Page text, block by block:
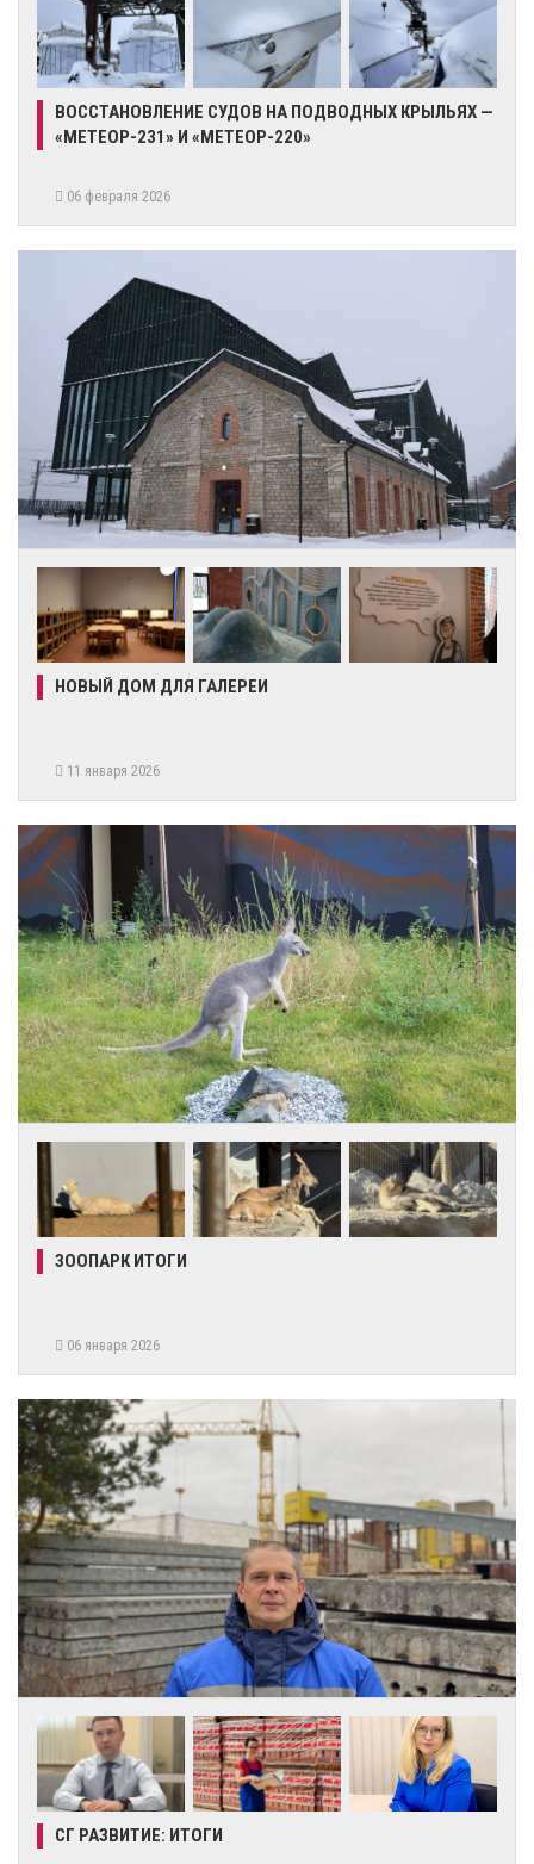
ВОССТАНОВЛЕНИЕ СУДОВ НА ПОДВОДНЫХ КРЫЛЬЯХ —
«МЕТЕОР-231» И «МЕТЕОР-220»
06 февраля 2026
НОВЫЙ ДОМ ДЛЯ ГАЛЕРЕИ
11 января 2026
ЗООПАРК ИТОГИ
06 января 2026
СГ РАЗВИТИЕ: ИТОГИ